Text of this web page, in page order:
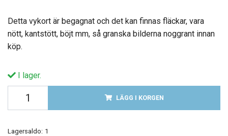
Detta vykort är begagnat och det kan finnas fläckar, vara
nött, kantstött, böjt mm, så granska bilderna noggrant innan
köp.
I lager.
LÄGG I KORGEN
Lagersaldo: 1